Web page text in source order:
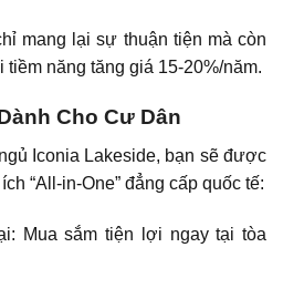
mang lại sự thuận tiện mà còn
năng tăng giá 15-20%/năm.
Cho Cư Dân
Iconia Lakeside, bạn sẽ được
“All-in-One” đẳng cấp quốc tế:
Mua sắm tiện lợi ngay tại tòa